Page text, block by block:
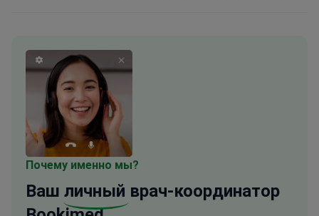
Почему именно мы?
Ваш личный врач-координатор